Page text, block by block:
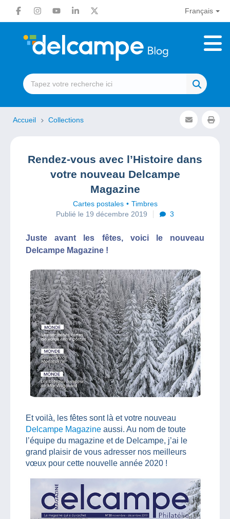
Français
Accueil Collections
Rendez-vous avec l’Histoire dans
votre nouveau Delcampe
Magazine
Cartes postales
Timbres
Publié le 19 décembre 2019
3
Juste avant les fêtes, voici le nouveau
Delcampe Magazine !
Et voilà, les fêtes sont là et votre nouveau
Delcampe Magazine aussi. Au nom de toute
l’équipe du magazine et de Delcampe, j’ai le
grand plaisir de vous adresser nos meilleurs
vœux pour cette nouvelle année 2020 !